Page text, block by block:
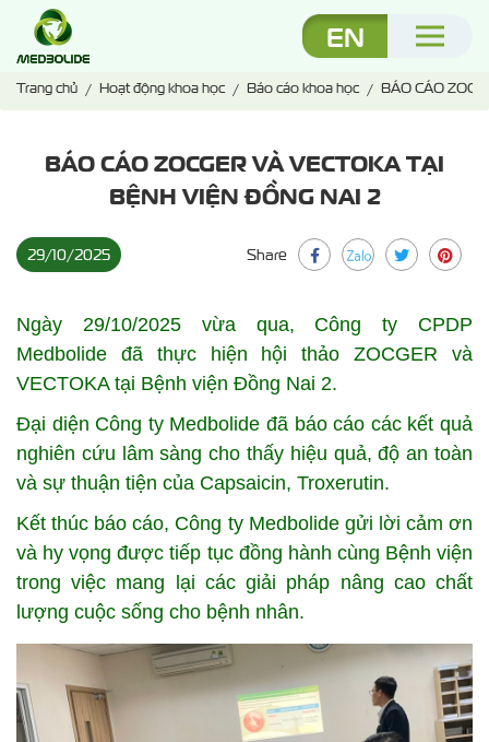
EN
Trang chủ Hoạt động khoa học Báo cáo khoa học BÁO CÁO
BÁO CÁO ZOCGER VÀ VECTOKA TẠI
BỆNH VIỆN ĐỒNG NAI 2
29/10/2025 Share
Ngày 29/10/2025 vừa qua, Công ty CPDP
Medbolide đã thực hiện hội thảo ZOCGER và
VECTOKA tại Bệnh viện Đồng Nai 2.
Đại diện Công ty Medbolide đã báo cáo các kết quả
nghiên cứu lâm sàng cho thấy hiệu quả, độ an toàn
và sự thuận tiện của Capsaicin, Troxerutin.
Kết thúc báo cáo, Công ty Medbolide gửi lời cảm ơn
và hy vọng được tiếp tục đồng hành cùng Bệnh viện
trong việc mang lại các giải pháp nâng cao chất
lượng cuộc sống cho bệnh nhân.